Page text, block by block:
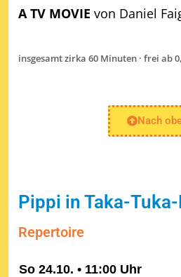
A TV MOVIE von Daniel
insgesamt zirka 60 Minuten · frei ab
Nach
Pippi in Taka-Tuka-
Repertoire
So 24.10. • 11:00 Uhr